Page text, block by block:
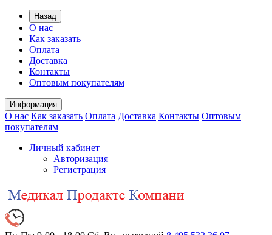
Назад
О нас
Как заказать
Оплата
Доставка
Контакты
Оптовым покупателям
Информация
О нас Как заказать Оплата Доставка Контакты Оптовым
покупателям
Личный кабинет
Авторизация
Регистрация